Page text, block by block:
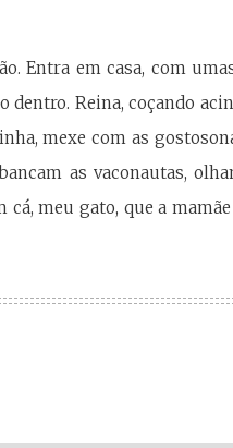
Entra em casa, com
dentro. Reina, coçando
mexe com as
as vaconautas,
meu gato, que a